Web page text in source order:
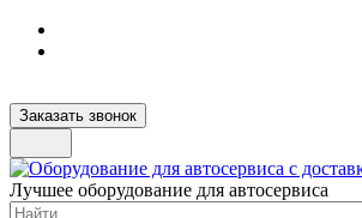
Заказать звонок
Лучшее оборудование для автосервиса